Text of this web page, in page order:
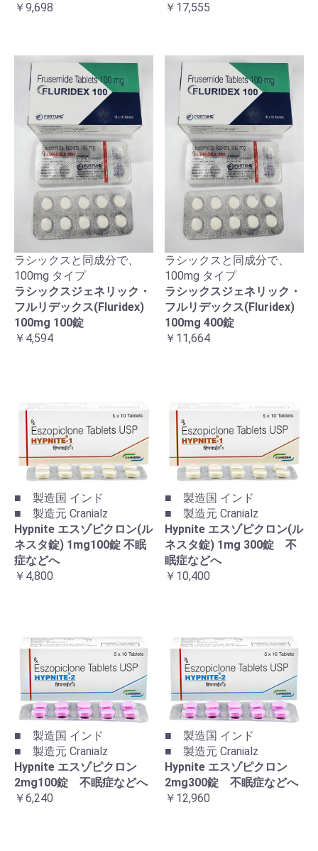
￥9,698
￥17,555
ラシックスと同成分で、
100mg タイプ
ラシックスジェネリック・
フルリデックス(Fluridex)
100mg 100錠
￥4,594
ラシックスと同成分で、
100mg タイプ
ラシックスジェネリック・
フルリデックス(Fluridex)
100mg 400錠
￥11,664
■ 製造国 インド
■ 製造元 Cranialz
Hypnite エスゾピクロン(ル
ネスタ錠) 1mg100錠 不眠
症などへ
￥4,800
■ 製造国 インド
■ 製造元 Cranialz
Hypnite エスゾピクロン(ル
ネスタ錠) 1mg 300錠 不
眠症などへ
￥10,400
■ 製造国 インド
■ 製造元 Cranialz
Hypnite エスゾピクロン
2mg100錠 不眠症などへ
￥6,240
■ 製造国 インド
■ 製造元 Cranialz
Hypnite エスゾピクロン
2mg300錠 不眠症などへ
￥12,960